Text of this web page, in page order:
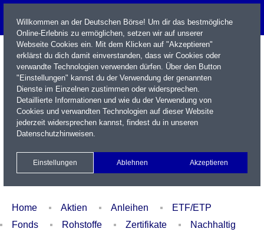
Name / WKN / ISIN / Kürzel
Xetra Realtime
Watchlist Portfolio Login
Home Aktien Anleihen
ETF/ETP
Fonds
Rohstoffe Zertifikate
Nachhaltig
Willkommen an der Deutschen Börse! Um dir das bestmögliche
Online-Erlebnis zu ermöglichen, setzen wir auf unserer
Webseite Cookies ein. Mit dem Klicken auf "Akzeptieren"
erklärst du dich damit einverstanden, dass wir Cookies oder
verwandte Technologien verwenden dürfen. Über den Button
"Einstellungen" kannst du der Verwendung der genannten
Dienste im Einzelnen zustimmen oder widersprechen.
Detaillierte Informationen und wie du der Verwendung von
Cookies und verwandten Technologien auf dieser Website
jederzeit widersprechen kannst, findest du in unseren
Datenschutzhinweisen.
Einstellungen Ablehnen Akzeptieren